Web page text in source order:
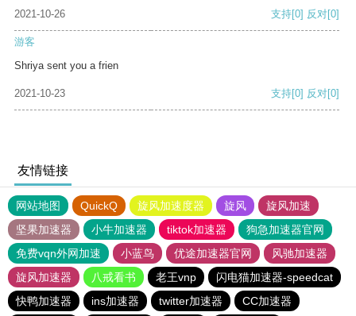
2021-10-26 支持[0] 反对[0]
游客
Shriya sent you a frien
2021-10-23 支持[0] 反对[0]
友情链接
网站地图 QuickQ 旋风加速度器 旋风
旋风加速
坚果加速器
小牛加速器 tiktok加速器
狗急加速器官网
免费vqn外网加速
小蓝鸟 优途加速器官网
风驰加速器
旋风加速器
八戒看书 老王vnp
闪电猫加速器-speedcat
快鸭加速器
ins加速器 twitter加速器
CC加速器